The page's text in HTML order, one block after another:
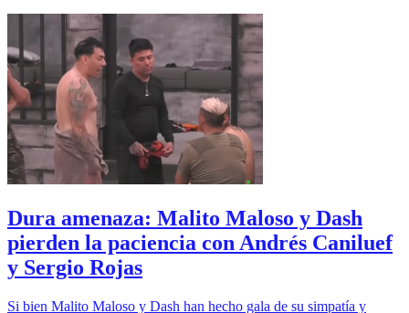
Dura amenaza: Malito Maloso y Dash
pierden la paciencia con Andrés Caniluef
y Sergio Rojas
Si bien Malito Maloso y Dash han hecho gala de su simpatía y